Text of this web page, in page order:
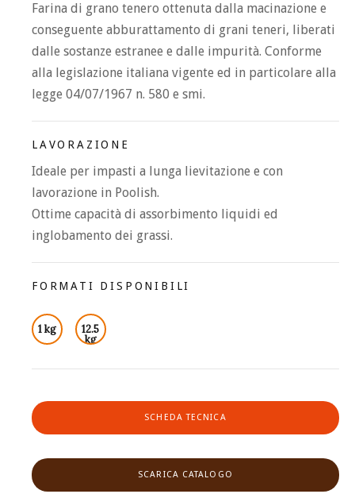
Farina di grano tenero ottenuta dalla macinazione e
conseguente abburattamento di grani teneri, liberati
dalle sostanze estranee e dalle impurità. Conforme
alla legislazione italiana vigente ed in particolare alla
legge 04/07/1967 n. 580 e smi.
LAVORAZIONE
Ideale per impasti a lunga lievitazione e con
lavorazione in Poolish.
Ottime capacità di assorbimento liquidi ed
inglobamento dei grassi.
FORMATI DISPONIBILI
1 kg 12.5
kg
SCHEDA TECNICA
SCARICA CATALOGO